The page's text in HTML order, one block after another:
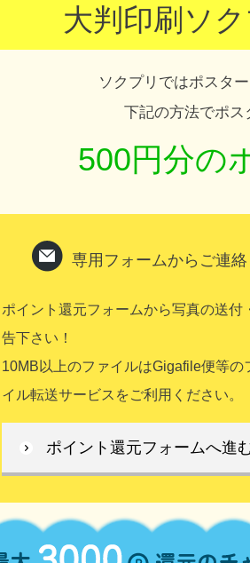
大判印刷ソ
ソクプリではポスタ
下記の方法でポス
500円分の
専用フォームからご連絡
ポイント還元フォームから写真の送付
告下さい！
10MB以上のファイルはGigafile便等の
イル転送サービスをご利用ください。
ポイント還元フォームへ進